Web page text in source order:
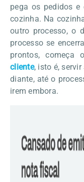
pega os pedidos
cozinha. Na
outro processo, o
processo se
prontos, começa
cliente, isto é,
diante, até o
irem embora.